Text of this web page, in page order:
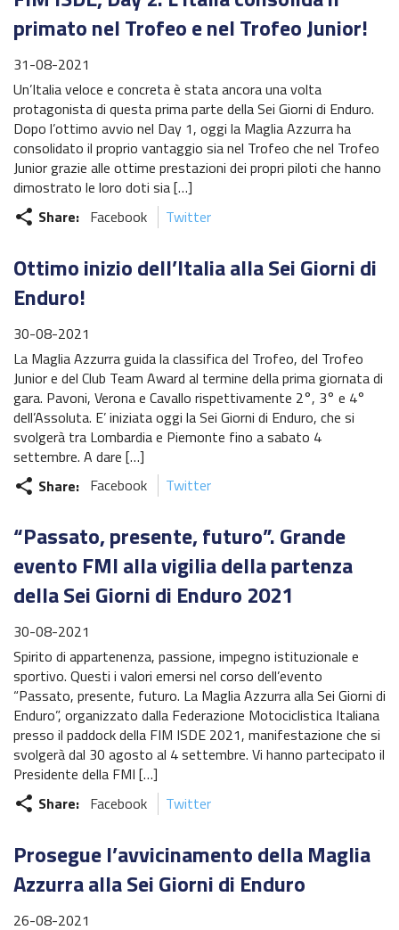
primato nel Trofeo e nel Trofeo Junior!
31-08-2021
Un’Italia veloce e concreta è stata ancora una volta
protagonista di questa prima parte della Sei Giorni di Enduro.
Dopo l’ottimo avvio nel Day 1, oggi la Maglia Azzurra ha
consolidato il proprio vantaggio sia nel Trofeo che nel Trofeo
Junior grazie alle ottime prestazioni dei propri piloti che hanno
dimostrato le loro doti sia […]
share Share: Facebook Twitter
Ottimo inizio dell’Italia alla Sei Giorni di
Enduro!
30-08-2021
La Maglia Azzurra guida la classifica del Trofeo, del Trofeo
Junior e del Club Team Award al termine della prima giornata di
gara. Pavoni, Verona e Cavallo rispettivamente 2°, 3° e 4°
dell’Assoluta. E’ iniziata oggi la Sei Giorni di Enduro, che si
svolgerà tra Lombardia e Piemonte fino a sabato 4
settembre. A dare […]
share Share: Facebook Twitter
“Passato, presente, futuro”. Grande
evento FMI alla vigilia della partenza
della Sei Giorni di Enduro 2021
30-08-2021
Spirito di appartenenza, passione, impegno istituzionale e
sportivo. Questi i valori emersi nel corso dell’evento
“Passato, presente, futuro. La Maglia Azzurra alla Sei Giorni di
Enduro”, organizzato dalla Federazione Motociclistica Italiana
presso il paddock della FIM ISDE 2021, manifestazione che si
svolgerà dal 30 agosto al 4 settembre. Vi hanno partecipato il
Presidente della FMI […]
share Share: Facebook Twitter
Prosegue l’avvicinamento della Maglia
Azzurra alla Sei Giorni di Enduro
26-08-2021